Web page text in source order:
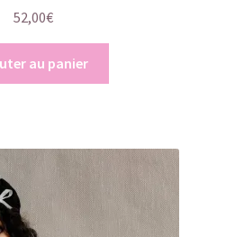
52,00€
au panier